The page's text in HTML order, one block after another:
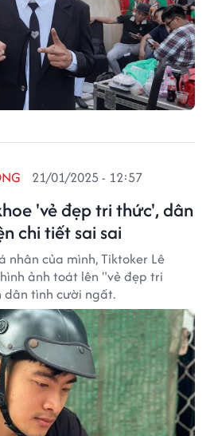
'vẻ đẹp tri thức', dân
chi tiết sai sai
21/01/2025 - 12:57
nhân của mình, Tiktoker Lê
ảnh toát lên "vẻ đẹp tri
tình cười ngất.